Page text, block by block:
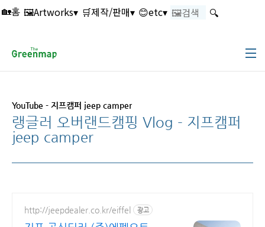
🏡홈 🖼️Artworks▾ 🛒제작/판매▾ 😊etc▾ 🔍
YouTube - 지프캠퍼 jeep camper
랭글러 오버랜드캠핑 Vlog - 지프캠퍼
jeep camper
http://jeepdealer.co.kr/eiffel 광고